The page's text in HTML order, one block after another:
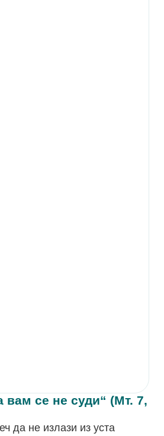
вам се не суди“ (Мт. 7,
да не излази из уста